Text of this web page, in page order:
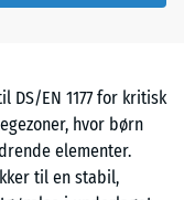
EN 1177 for kritisk
hvor børn
elementer.
til en stabil,